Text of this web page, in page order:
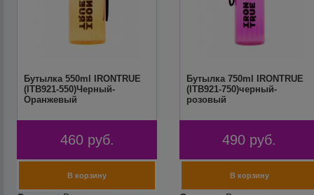
Бутылка 550ml IRONTRUE
(ITB921-550)Черный-
Оранжевый
460 руб.
Бутылка 750ml IRONTRUE
(ITB921-750)черный-
розовый
490 руб.